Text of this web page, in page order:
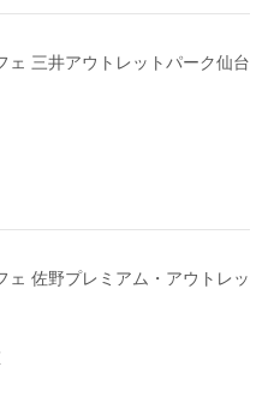
ェ 三井アウトレットパーク仙台
ェ 佐野プレミアム・アウトレッ